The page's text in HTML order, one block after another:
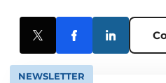
NEWSLETTER